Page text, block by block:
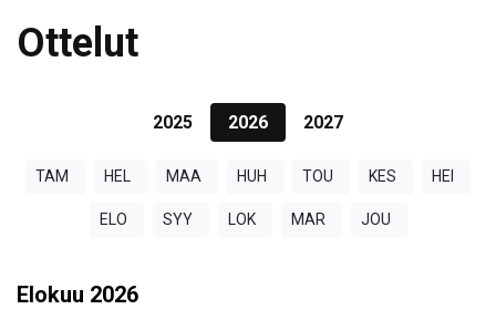
Ottelut
2025 2026 2027
TAM HEL MAA HUH TOU KES HEI
ELO SYY LOK MAR JOU
Elokuu 2026